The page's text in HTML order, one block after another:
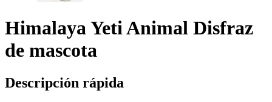
Himalaya Yeti Animal Disfraz
de mascota
Descripción rápida